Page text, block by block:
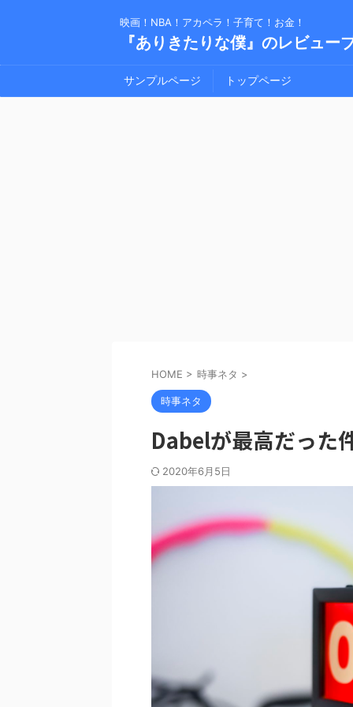
映画！NBA！アカペラ！子育て！お金！
『ありきたりな僕』のレビュー
サンプルページ トップページ
HOME > 時事ネタ >
時事ネタ
Dabelが最高だった
2020年6月5日